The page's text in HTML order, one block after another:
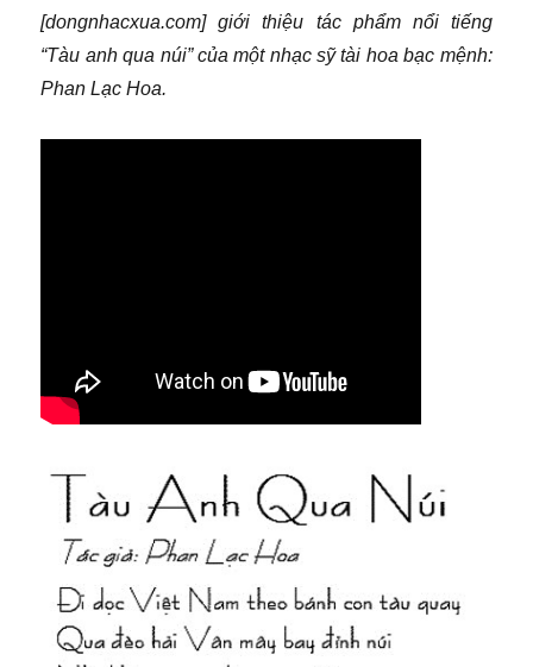
[dongnhacxua.com] giới thiệu tác phẩm nổi tiếng
“Tàu anh qua núi” của một nhạc sỹ tài hoa bạc mệnh:
Phan Lạc Hoa.